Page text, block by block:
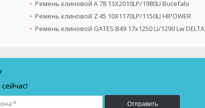
Ремень клиновой A 78 13X2010LP/1980LI Bucefalo
Ремень клиновой Z 45 10X1170LP/1150LI HIPOWER
Ремень клиновой GATES B49 17x1250 Li/1290 Lw DELTA
Отправить